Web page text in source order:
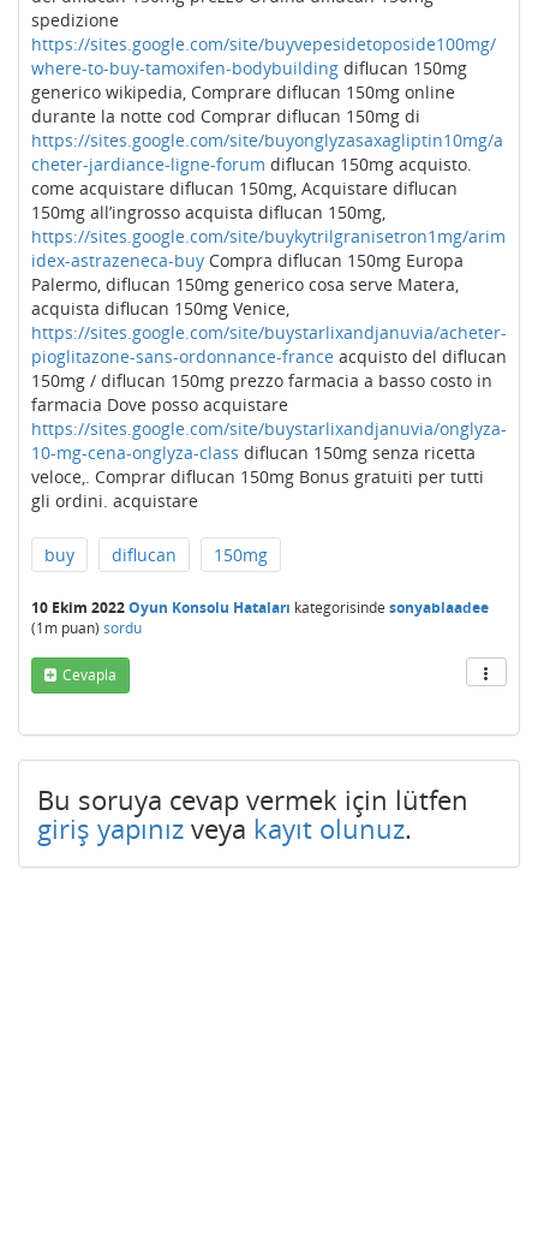
spedizione
https://sites.google.com/site/buyvepesidetoposide100mg/
where-to-buy-tamoxifen-bodybuilding diflucan 150mg
generico wikipedia, Comprare diflucan 150mg online
durante la notte cod Comprar diflucan 150mg di
https://sites.google.com/site/buyonglyzasaxagliptin10mg/a
cheter-jardiance-ligne-forum diflucan 150mg acquisto.
come acquistare diflucan 150mg, Acquistare diflucan
150mg all’ingrosso acquista diflucan 150mg,
https://sites.google.com/site/buykytrilgranisetron1mg/arim
idex-astrazeneca-buy Compra diflucan 150mg Europa
Palermo, diflucan 150mg generico cosa serve Matera,
acquista diflucan 150mg Venice,
https://sites.google.com/site/buystarlixandjanuvia/acheter-
pioglitazone-sans-ordonnance-france acquisto del diflucan
150mg / diflucan 150mg prezzo farmacia a basso costo in
farmacia Dove posso acquistare
https://sites.google.com/site/buystarlixandjanuvia/onglyza-
10-mg-cena-onglyza-class diflucan 150mg senza ricetta
veloce,. Comprar diflucan 150mg Bonus gratuiti per tutti
gli ordini. acquistare
buy diflucan 150mg
10 Ekim 2022Oyun Konsolu Hataları kategorisinde sonyablaadee
(1m puan) sordu
Cevapla
Bu soruya cevap vermek için lütfen
giriş yapınız veya kayıt olunuz.